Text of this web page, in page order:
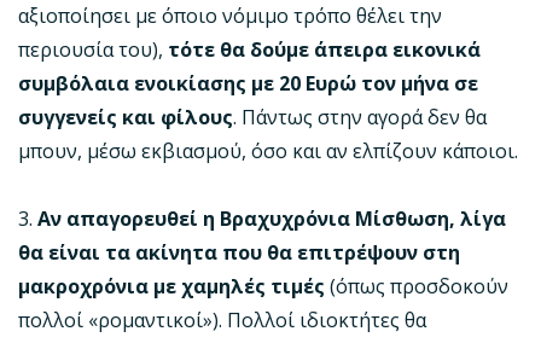
αξιοποίησει με όποιο νόμιμο τρόπο θέλει την
περιουσία του), τότε θα δούμε άπειρα εικονικά
συμβόλαια ενοικίασης με 20 Ευρώ τον μήνα σε
συγγενείς και φίλους. Πάντως στην αγορά δεν θα
μπουν, μέσω εκβιασμού, όσο και αν ελπίζουν κάποιοι.
3. Αν απαγορευθεί η Βραχυχρόνια Μίσθωση, λίγα
θα είναι τα ακίνητα που θα επιτρέψουν στη
μακροχρόνια με χαμηλές τιμές (όπως προσδοκούν
πολλοί «ρομαντικοί»). Πολλοί ιδιοκτήτες θα